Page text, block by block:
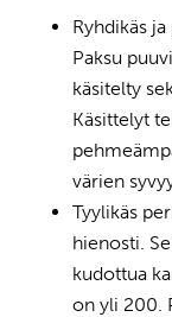
Ryhdikäs
Paksu
käsitelty
Käsittelyt
värien
Tyylikäs
hienosti.
kudottua
on yli 200.